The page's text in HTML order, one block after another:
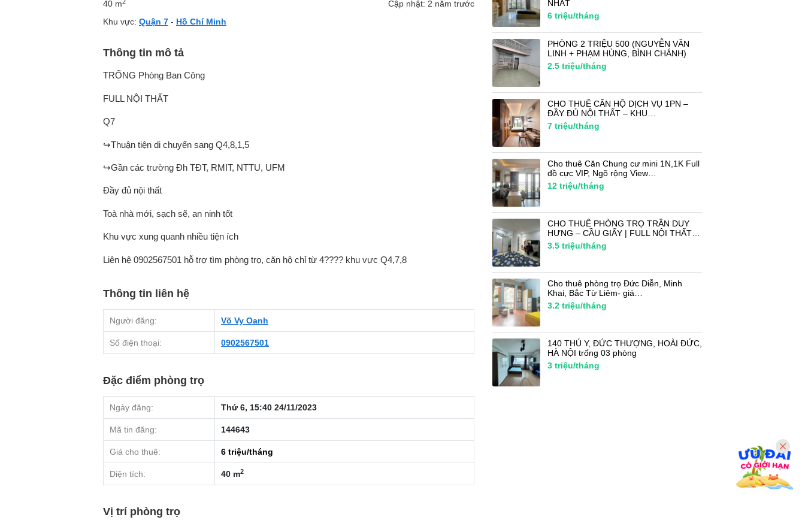
40 m
Cập nhật: 2 năm trước
Khu vực: Quận 7 - Hồ Chí Minh
Thông tin mô tả
TRỐNG Phòng Ban Công
FULL NỘI THẤT
Q7
↪️Thuận tiện di chuyển sang Q4,8,1,5
↪️Gần các trường Đh TĐT, RMIT, NTTU, UFM
️Đầy đủ nội thất
️Toà nhà mới, sạch sẽ, an ninh tốt
️Khu vực xung quanh nhiều tiện ích
️Liên hệ 0902567501 hỗ trợ tìm phòng trọ, căn hộ chỉ từ 4???? khu vực Q4,7,8
Thông tin liên hệ
Người đăng: Võ Vy Oanh
Số điện thoại: 0902567501
Đặc điểm phòng trọ
Ngày đăng: Thứ 6, 15:40 24/11/2023
Mã tin đăng: 144643
Giá cho thuê: 6 triệu/tháng
Diện tích: 40 m2
Vị trí phòng trọ
NHẤT
6 triệu/tháng
PHÒNG 2 TRIỆU 500 (NGUYỄN VĂN
LINH + PHẠM HÙNG, BÌNH CHÁNH)
2.5 triệu/tháng
CHO THUÊ CĂN HỘ DỊCH VỤ 1PN –
ĐẦY ĐỦ NỘI THẤT – KHU…
7 triệu/tháng
Cho thuê Căn Chung cư mini 1N,1K Full
đồ cực VIP, Ngõ rộng View…
12 triệu/tháng
CHO THUÊ PHÒNG TRỌ TRẦN DUY
HƯNG – CẦU GIẤY | FULL NỘI THẤT…
3.5 triệu/tháng
Cho thuê phòng trọ Đức Diễn, Minh
Khai, Bắc Từ Liêm- giá…
3.2 triệu/tháng
140 THÚ Y, ĐỨC THƯỢNG, HOÀI ĐỨC,
HÀ NỘI trống 03 phòng
3 triệu/tháng